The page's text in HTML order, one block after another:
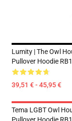
Lumity | The Owl
Pullover Hoodie
39,51 € - 45,95 €
Tema LGBT Owl